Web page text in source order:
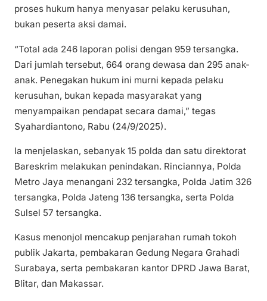
proses hukum hanya menyasar pelaku kerusuhan,
bukan peserta aksi damai.
“Total ada 246 laporan polisi dengan 959 tersangka.
Dari jumlah tersebut, 664 orang dewasa dan 295 anak-
anak. Penegakan hukum ini murni kepada pelaku
kerusuhan, bukan kepada masyarakat yang
menyampaikan pendapat secara damai,” tegas
Syahardiantono, Rabu (24/9/2025).
Ia menjelaskan, sebanyak 15 polda dan satu direktorat
Bareskrim melakukan penindakan. Rinciannya, Polda
Metro Jaya menangani 232 tersangka, Polda Jatim 326
tersangka, Polda Jateng 136 tersangka, serta Polda
Sulsel 57 tersangka.
Kasus menonjol mencakup penjarahan rumah tokoh
publik Jakarta, pembakaran Gedung Negara Grahadi
Surabaya, serta pembakaran kantor DPRD Jawa Barat,
Blitar, dan Makassar.